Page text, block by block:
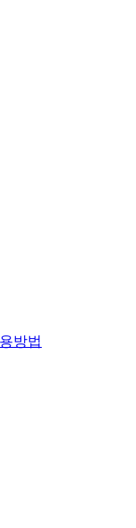
방법